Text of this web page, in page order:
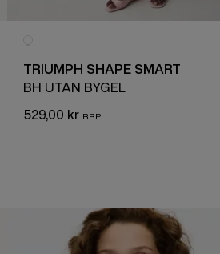
TRIUMPH SHAPE SMART
BH UTAN BYGEL
529,00 kr